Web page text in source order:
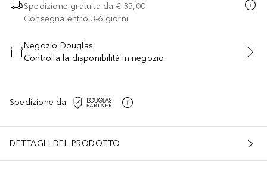
Spedizione gratuita da € 35,00
Consegna entro 3-6 giorni
AGGIUNGI AL CARRELLO
Negozio Douglas
Controlla la disponibilità in negozio
Spedizione da
DETTAGLI DEL PRODOTTO